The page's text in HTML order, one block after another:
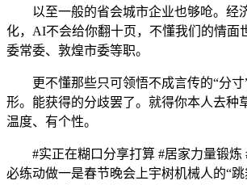
以至一般的省会城市企业也够呛。经
化，AI不会给你翻十页，不懂我们的情面
委常委、敦煌市委等职。
更不懂那些只可领悟不成言传的“分寸
形。能获得的分歧罢了。就得你本人去种
温度、有个性。
#实正在糊口分享打算 #居家力量锻炼
必练动做一是春节晚会上宇树机械人的“